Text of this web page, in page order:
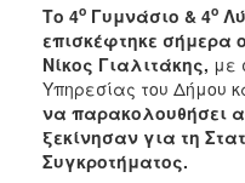
2006
ΔΗΜΟΤΗΣ
Το 4ο Γυμνάσιο & 4ο
επισκέφτηκε σήμερα
Νίκος Γιαλιτάκης, με
Υπηρεσίας του Δήμου
να παρακολουθήσει
ξεκίνησαν για τη
Συγκροτήματος.